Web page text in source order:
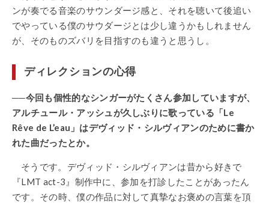
ンが奏でる音楽のサウンダージ感と、それを聴いて後追い
でやっている僕のサウダージとは少し違うかもしれません
が、そのものズバリを目指すのも違うと思うし。
ディレクションの心得
──今回も個性的なシンガーがたくさん参加していますが、
アルチュール・アッシュが久しぶりに歌っている「Le
Rêve de L’eau」はデヴィッド・シルヴィアンのために書か
れた曲だったとか。
そうです。デヴィッド・シルヴィアンは昔から好きで
『LMT act-3』制作中に、参加を打診したことがあったん
です。その時、僕の作品に対して真摯なお褒めの言葉を頂